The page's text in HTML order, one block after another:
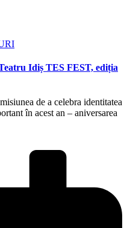
Idiș TES FEST, ediția
de a celebra identitatea
în acest an – aniversarea